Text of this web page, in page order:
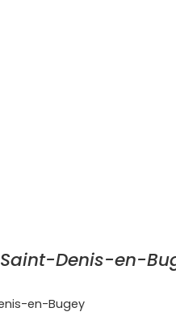
Denis-en-
en-Bugey